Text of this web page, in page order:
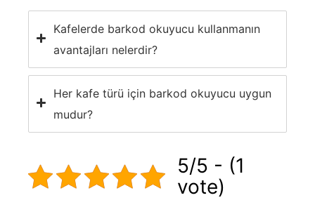
Kafelerde barkod okuyucu kullanmanın
avantajları nelerdir?
Her kafe türü için barkod okuyucu uygun
mudur?
5/5 - (1
vote)